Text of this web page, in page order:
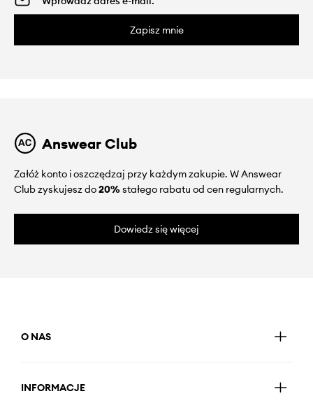
Zapisz mnie
Answear Club
Załóż konto i oszczędzaj przy każdym zakupie. W Answear
Club zyskujesz do20%stałego rabatu od cen regularnych.
Dowiedz się więcej
O NAS
INFORMACJE